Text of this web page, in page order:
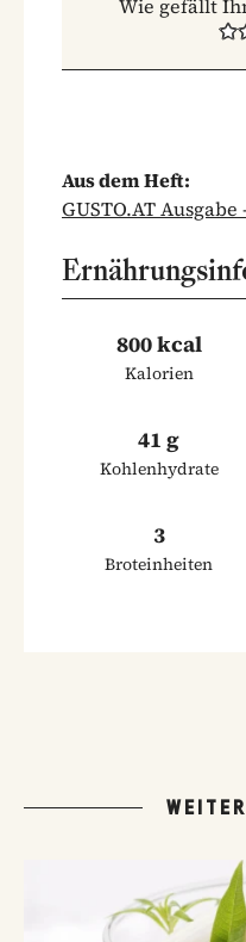
Wie gefällt
Aus dem Heft:
GUSTO.AT Ausgabe
800 kcal
Kalorien
41 g
Kohlenhydrate
3
Broteinheiten